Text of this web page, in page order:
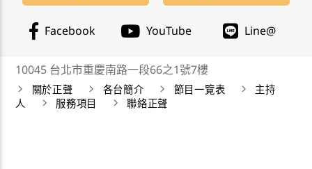
Facebook YouTube Line@
10045 台北市重慶南路一段66之1號7樓
關於正聲
各台簡介 節目一覽表
主持
人
服務項目 聯絡正聲